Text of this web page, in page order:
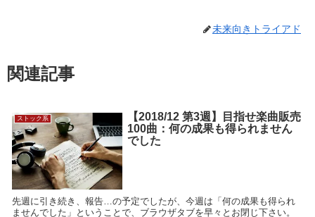
未来向きトライアド
関連記事
ストック系
【2018/12 第3週】目指せ楽曲販売
100曲：何の成果も得られません
でした
先週に引き続き、報告…の予定でしたが、今週は「何の成果も得られ
ませんでした」ということで、ブラウザタブを早々とお閉じ下さい。